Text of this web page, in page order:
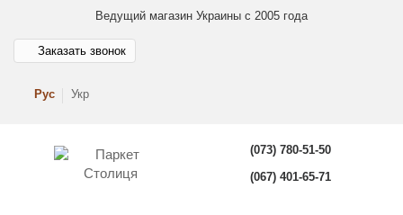
Ведущий магазин Украины с 2005 года
Рус Укр
Заказать звонок
(073) 780-51-50
(067) 401-65-71